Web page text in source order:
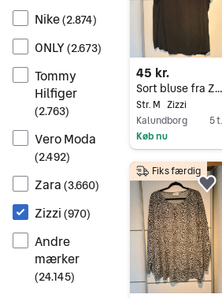
Nike(2.874)
ONLY(2.673)
Tommy
Hilfiger
(2.763)
Vero Moda
(2.492)
Zara (3.660)
Zizzi (970)
Andre
mærker
(24.145)
45 kr.
Sort bluse fra Zizzi med fine detaljer st. M
Str. M Zizzi
Kalundborg
5 t.
Køb nu
Gå til annoncen
Fiks færdig